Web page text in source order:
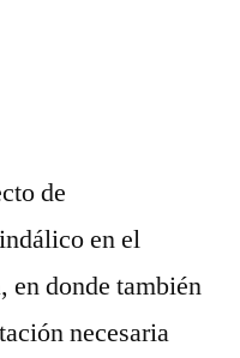
de
en el
donde también
necesaria